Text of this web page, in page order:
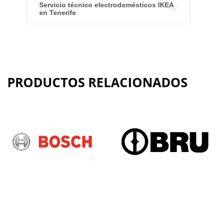
Servicio técnico electrodomésticos IKEA
en Tenerife
PRODUCTOS RELACIONADOS